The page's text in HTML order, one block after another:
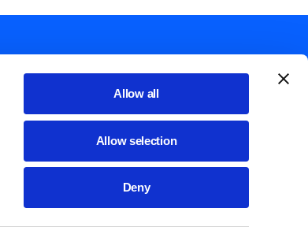
Allow all
Allow selection
Deny